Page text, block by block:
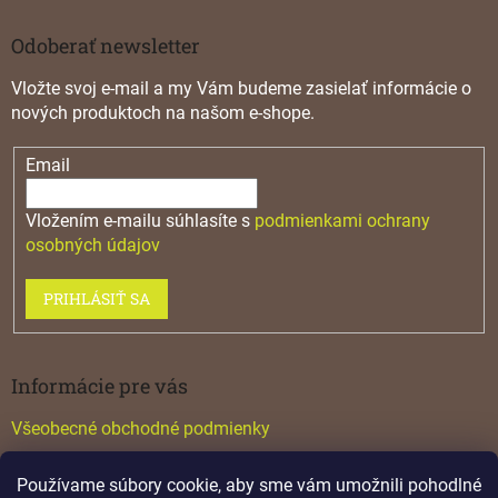
Používame súbory cookie, aby sme vám umožnili pohodlné
Odoberať newsletter
Vložte svoj e-mail a my Vám budeme zasielať informácie o
nových produktoch na našom e-shope.
Email
Vložením e-mailu súhlasíte s podmienkami ochrany
osobných údajov
PRIHLÁSIŤ SA
Informácie pre vás
Všeobecné obchodné podmienky
Katalógy